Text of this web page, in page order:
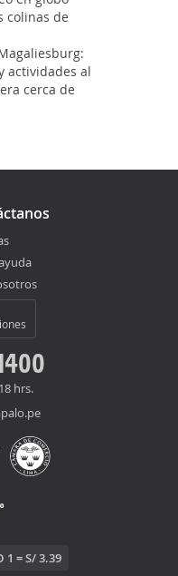
colinas de
actividades al
cerca de
hrs.
1 = S/ 3.39